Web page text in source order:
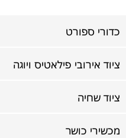
כדורי ספורט
ציוד אירובי פילאטיס ויוגה
ציוד שחיה
מכשירי כושר